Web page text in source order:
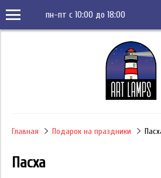
пн-пт с 10:00 до 18:00
Главная Подарок на праздники
Пасха